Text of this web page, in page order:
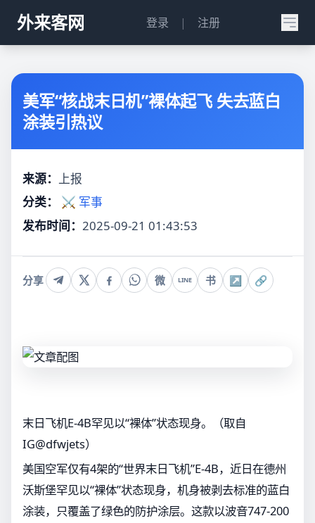
外来客网 登录 | 注册
美军“核战末日机”裸体起飞 失去蓝白
涂装引热议
来源： 上报
分类：
⚔️ 军事
发布时间： 2025-09-21 01:43:53
分享 微 LINE 书 ↗ 🔗
末日飞机E-4B罕见以“裸体”状态现身。（取自
IG@dfwjets）
美国空军仅有4架的“世界末日飞机”E-4B，近日在德州
沃斯堡罕见以“裸体”状态现身，机身被剥去标准的蓝白
涂装，只覆盖了绿色的防护涂层。这款以波音747-200